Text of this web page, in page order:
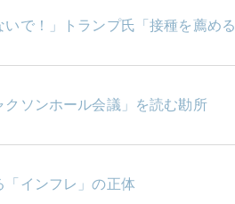
いで！」トランプ氏「接種を薦め
クソンホール会議」を読む勘所
インフレ」の正体